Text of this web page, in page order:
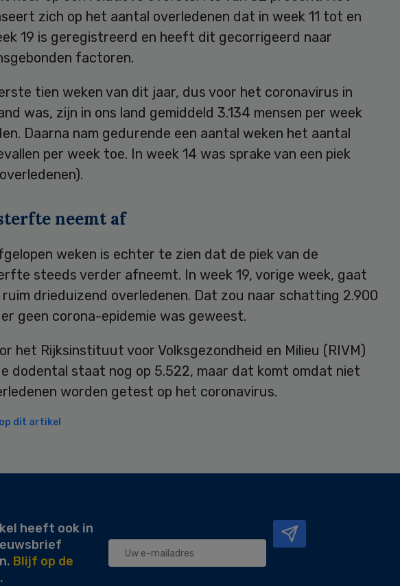
zich op het aantal overledenen dat in week 11 tot en
19 is geregistreerd en heeft dit gecorrigeerd naar
factoren.
tien weken van dit jaar, dus voor het coronavirus in
was, zijn in ons land gemiddeld 3.134 mensen per week
Daarna nam gedurende een aantal weken het aantal
per week toe. In week 14 was sprake van een piek
neemt af
weken is echter te zien dat de piek van de
steeds verder afneemt. In week 19, vorige week, gaat
drieduizend overledenen. Dat zou naar schatting 2.900
geen corona-epidemie was geweest.
het Rijksinstituut voor Volksgezondheid en Milieu (RIVM)
dodental staat nog op 5.522, maar dat komt omdat niet
worden getest op het coronavirus.
dit artikel
heeft ook in
Blijf op de